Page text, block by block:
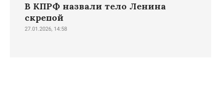
В КПРФ назвали тело Ленина
скрепой
27.01.2026, 14:58